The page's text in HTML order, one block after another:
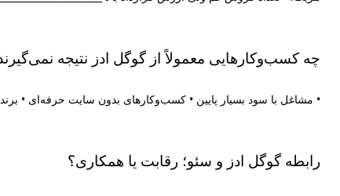
چه کسب‌وکارهایی معمولاً از گوگل ادز نتیجه
• مشاغل با سود بسیار پایین • کسب‌وکارهای بدون سایت حرفه‌ای •
رابطه گوگل ادز و سئو؛ رقابت یا همکاری؟